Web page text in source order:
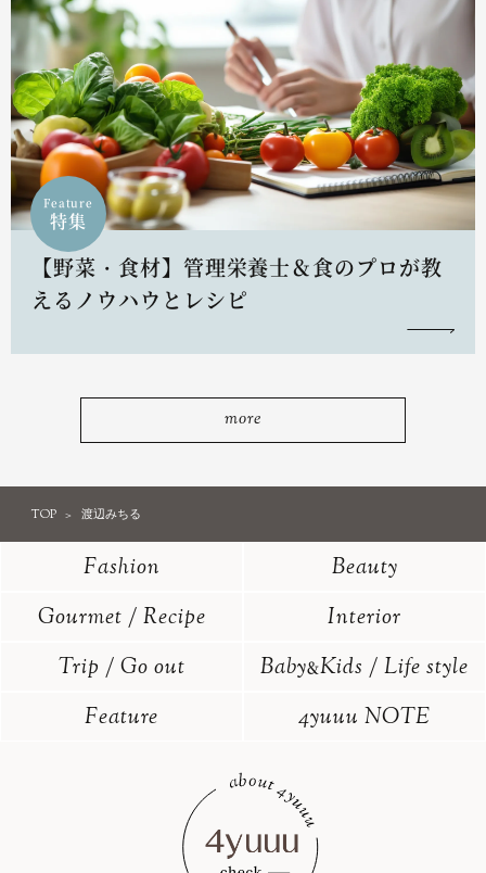
Feature
特集
【野菜・食材】管理栄養士＆食のプロが教
えるノウハウとレシピ
more
TOP 渡辺みちる
Fashion
Beauty
Gourmet / Recipe
Interior
Trip / Go out
Baby&Kids / Life style
Feature
4yuuu NOTE